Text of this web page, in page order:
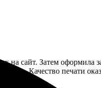
на сайт. Затем оформила
Качество печати